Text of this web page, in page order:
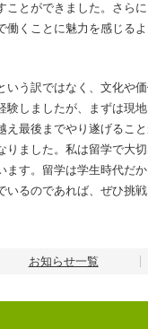
ことができました。さら
働くことに魅力を感じるよ
う訳ではなく、文化や
験しましたが、まずは現
え最後までやり遂げるこ
りました。私は留学で大
ます。留学は学生時代だ
いるのであれば、ぜひ挑
お知らせ一覧